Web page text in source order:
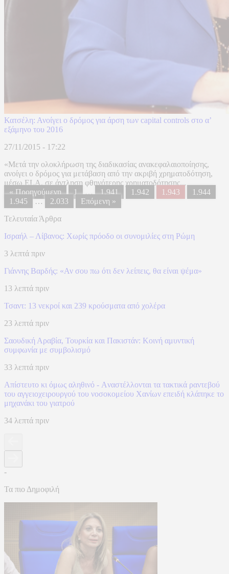
Κατσέλη: Ανοίγει ο δρόμος για άρση των capital controls στο α’
εξάμηνο του 2016
27/11/2015 - 17:22
«Μετά την ολοκλήρωση της διαδικασίας ανακεφαλαιοποίησης,
ανοίγει ο δρόμος για μετάβαση από την ακριβή χρηματοδότηση,
μέσω ELA, σε άντληση φθηνότερης χρηματοδότησης...
« Προηγούμενη
1 … 1.941 1.942 1.943
1.944
1.945
… 2.033
Επόμενη »
Τελευταία Άρθρα
Ισραήλ – Λίβανος: Xωρίς πρόοδο οι συνομιλίες στη Ρώμη
3 λεπτά πριν
Γιάννης Βαρδής: «Αν σου πω ότι δεν λείπεις, θα είναι ψέμα»
13 λεπτά πριν
Τσαντ: 13 νεκροί και 239 κρούσματα από χολέρα
23 λεπτά πριν
Σαουδική Αραβία, Τουρκία και Πακιστάν: Kοινή αμυντική
συμφωνία με συμβολισμό
33 λεπτά πριν
Απίστευτο κι όμως αληθινό - Aναστέλλονται τα τακτικά ραντεβού
του αγγειοχειρουργού του νοσοκομείου Χανίων επειδή κλάπηκε το
μηχανάκι του γιατρού
34 λεπτά πριν
-
Τα πιο Δημοφιλή